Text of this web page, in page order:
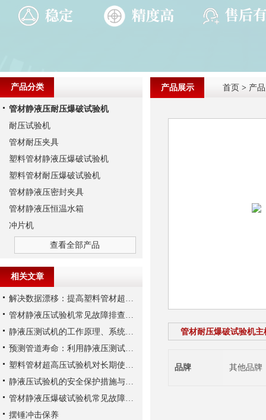
产品展示 首页 > 产
管材耐压爆破试验机主
品牌 其他品牌
产品分类
管材静液压耐压爆破试验机
耐压试验机
管材耐压夹具
塑料管材静液压爆破试验机
塑料管材耐压爆破试验机
管材静液压密封夹具
管材静液压恒温水箱
冲片机
查看全部产品
相关文章
解决数据漂移：提高塑料管材超高压试验机压力传感器稳定性的三大措施
管材静液压试验机常见故障排查及液压系统维护实务
静液压测试机的工作原理、系统构成与技术参数详解
预测管道寿命：利用静液压测试机进行长期静液压强度试验
塑料管材超高压试验机对长期使用性能的预测能力分析
静液压试验机的安全保护措施与操作注意事项
管材静液压爆破试验机常见故障的检查方法
摆锤冲击保养